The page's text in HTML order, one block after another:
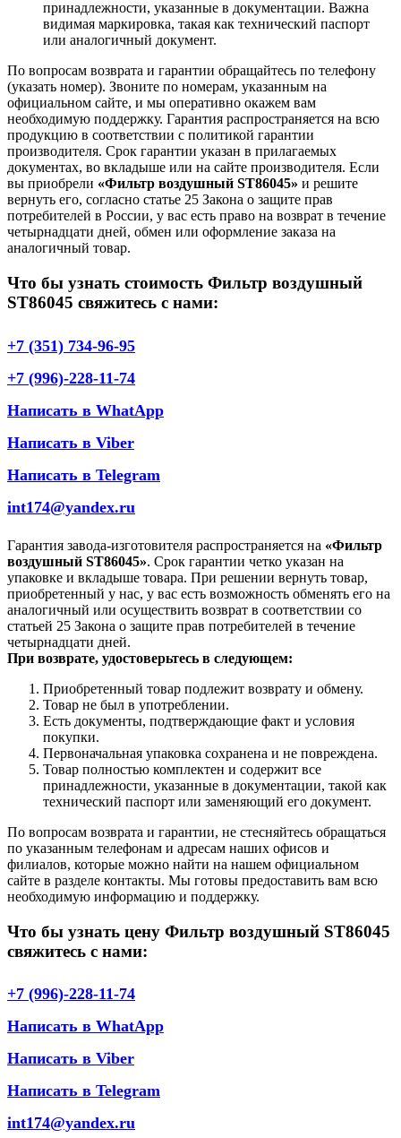
принадлежности, указанные в документации. Важна
видимая маркировка, такая как технический паспорт
или аналогичный документ.
По вопросам возврата и гарантии обращайтесь по телефону
(указать номер). Звоните по номерам, указанным на
официальном сайте, и мы оперативно окажем вам
необходимую поддержку. Гарантия распространяется на всю
продукцию в соответствии с политикой гарантии
производителя. Срок гарантии указан в прилагаемых
документах, во вкладыше или на сайте производителя. Если
вы приобрели «Фильтр воздушный ST86045» и решите
вернуть его, согласно статье 25 Закона о защите прав
потребителей в России, у вас есть право на возврат в течение
четырнадцати дней, обмен или оформление заказа на
аналогичный товар.
Что бы узнать стоимость Фильтр воздушный
ST86045 свяжитесь с нами:
+7 (351) 734-96-95
+7 (996)-228-11-74
Написать в WhatApp
Написать в Viber
Написать в Telegram
int174@yandex.ru
Гарантия завода-изготовителя распространяется на «Фильтр
воздушный ST86045». Срок гарантии четко указан на
упаковке и вкладыше товара. При решении вернуть товар,
приобретенный у нас, у вас есть возможность обменять его на
аналогичный или осуществить возврат в соответствии со
статьей 25 Закона о защите прав потребителей в течение
четырнадцати дней.
При возврате, удостоверьтесь в следующем:
Приобретенный товар подлежит возврату и обмену.
Товар не был в употреблении.
Есть документы, подтверждающие факт и условия
покупки.
Первоначальная упаковка сохранена и не повреждена.
Товар полностью комплектен и содержит все
принадлежности, указанные в документации, такой как
технический паспорт или заменяющий его документ.
По вопросам возврата и гарантии, не стесняйтесь обращаться
по указанным телефонам и адресам наших офисов и
филиалов, которые можно найти на нашем официальном
сайте в разделе контакты. Мы готовы предоставить вам всю
необходимую информацию и поддержку.
Что бы узнать цену Фильтр воздушный ST86045
свяжитесь с нами:
+7 (996)-228-11-74
Написать в WhatApp
Написать в Viber
Написать в Telegram
int174@yandex.ru